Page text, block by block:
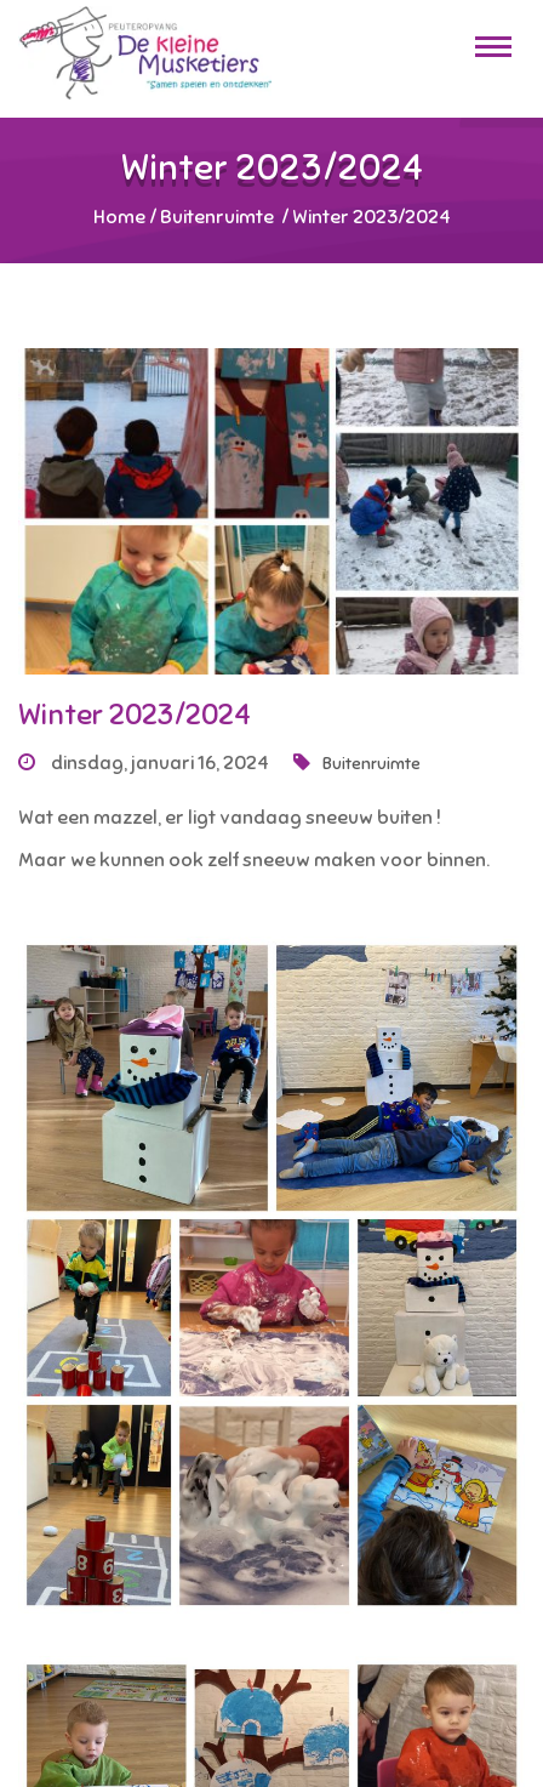
Winter 2023/2024
Home / Buitenruimte /Winter 2023/2024
Winter 2023/2024
dinsdag, januari 16, 2024 Buitenruimte
Wat een mazzel, er ligt vandaag sneeuw buiten !
Maar we kunnen ook zelf sneeuw maken voor binnen.